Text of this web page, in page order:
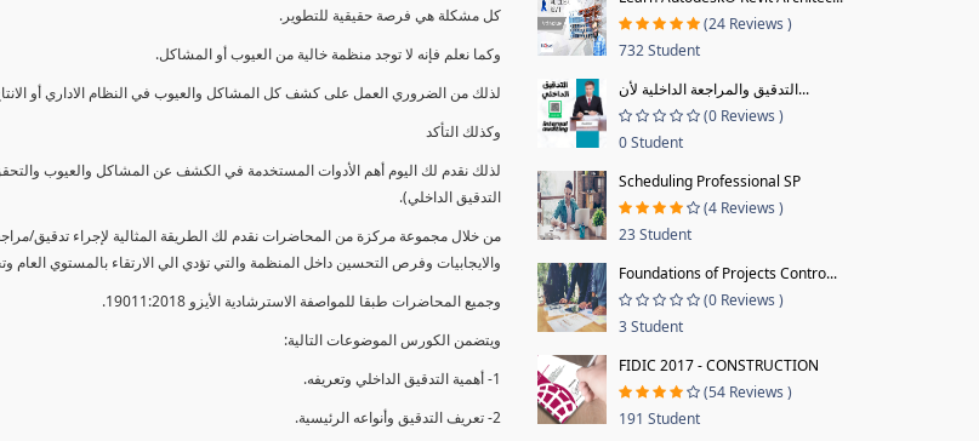
كل مشكلة هي فرصة حقيقية للتطوير.
وكما نعلم فإنه لا توجد منظمة خالية من العيوب أو المشاكل.
لذلك من الضروري العمل على كشف كل المشاكل والعيوب في النظام الاداري أو
وكذلك التأكد
لذلك نقدم لك اليوم أهم الأدوات المستخدمة في الكشف عن المشاكل والعيوب
التدقيق الداخلي).
من خلال مجموعة مركزة من المحاضرات نقدم لك الطريقة المثالية لإجراء تدقيق/
والايجابيات وفرص التحسين داخل المنظمة والتي تؤدي الي الارتقاء بالمستوي العام
وجميع المحاضرات طبقا للمواصفة الاسترشادية الأيزو 19011:2018.
ويتضمن الكورس الموضوعات التالية:
1- أهمية التدقيق الداخلي وتعريفه.
2- تعريف التدقيق وأنواعه الرئيسية.
(24 Reviews )
732 Student
التدقيق والمراجعة الداخلية لأن...
(0 Reviews )
0 Student
Scheduling Professional SP
(4 Reviews )
23 Student
Foundations of Projects Contro...
(0 Reviews )
3 Student
FIDIC 2017 - CONSTRUCTION
(54 Reviews )
191 Student